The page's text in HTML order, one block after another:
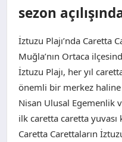
KÜLTÜR SANAT
SAĞLIK
sezon
İztuzu Plajı’nda Caretta
Muğla’nın Ortaca
İztuzu Plajı, her yıl
önemli bir merkez
Nisan Ulusal Egemenlik
ilk caretta caretta yuvası
Caretta Carettaların